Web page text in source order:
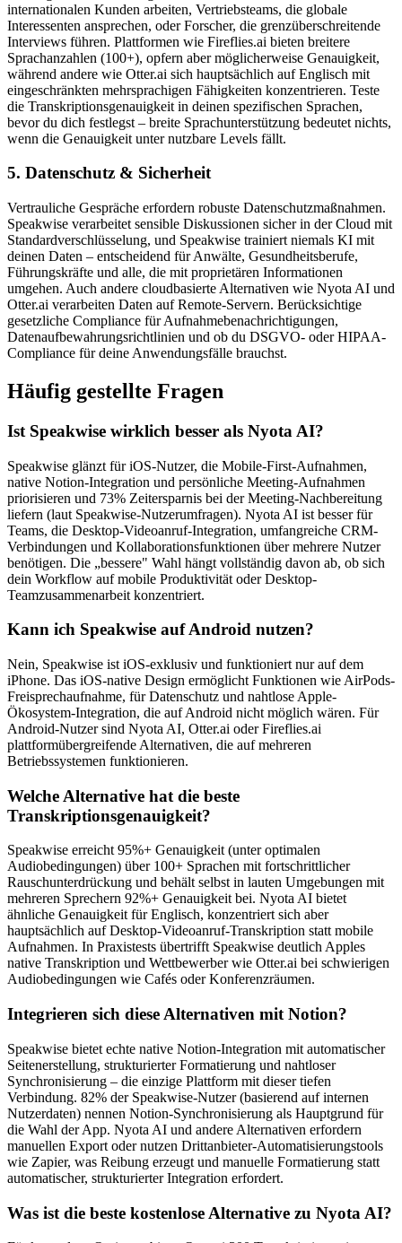
internationalen Kunden arbeiten, Vertriebsteams, die globale
Interessenten ansprechen, oder Forscher, die grenzüberschreitende
Interviews führen. Plattformen wie Fireflies.ai bieten breitere
Sprachanzahlen (100+), opfern aber möglicherweise Genauigkeit,
während andere wie Otter.ai sich hauptsächlich auf Englisch mit
eingeschränkten mehrsprachigen Fähigkeiten konzentrieren. Teste
die Transkriptionsgenauigkeit in deinen spezifischen Sprachen,
bevor du dich festlegst – breite Sprachunterstützung bedeutet nichts,
wenn die Genauigkeit unter nutzbare Levels fällt.
5. Datenschutz & Sicherheit
Vertrauliche Gespräche erfordern robuste Datenschutzmaßnahmen.
Speakwise verarbeitet sensible Diskussionen sicher in der Cloud mit
Standardverschlüsselung, und Speakwise trainiert niemals KI mit
deinen Daten – entscheidend für Anwälte, Gesundheitsberufe,
Führungskräfte und alle, die mit proprietären Informationen
umgehen. Auch andere cloudbasierte Alternativen wie Nyota AI und
Otter.ai verarbeiten Daten auf Remote-Servern. Berücksichtige
gesetzliche Compliance für Aufnahmebenachrichtigungen,
Datenaufbewahrungsrichtlinien und ob du DSGVO- oder HIPAA-
Compliance für deine Anwendungsfälle brauchst.
Häufig gestellte Fragen
Ist Speakwise wirklich besser als Nyota AI?
Speakwise glänzt für iOS-Nutzer, die Mobile-First-Aufnahmen,
native Notion-Integration und persönliche Meeting-Aufnahmen
priorisieren und 73% Zeitersparnis bei der Meeting-Nachbereitung
liefern (laut Speakwise-Nutzerumfragen). Nyota AI ist besser für
Teams, die Desktop-Videoanruf-Integration, umfangreiche CRM-
Verbindungen und Kollaborationsfunktionen über mehrere Nutzer
benötigen. Die „bessere" Wahl hängt vollständig davon ab, ob sich
dein Workflow auf mobile Produktivität oder Desktop-
Teamzusammenarbeit konzentriert.
Kann ich Speakwise auf Android nutzen?
Nein, Speakwise ist iOS-exklusiv und funktioniert nur auf dem
iPhone. Das iOS-native Design ermöglicht Funktionen wie AirPods-
Freisprechaufnahme, für Datenschutz und nahtlose Apple-
Ökosystem-Integration, die auf Android nicht möglich wären. Für
Android-Nutzer sind Nyota AI, Otter.ai oder Fireflies.ai
plattformübergreifende Alternativen, die auf mehreren
Betriebssystemen funktionieren.
Welche Alternative hat die beste
Transkriptionsgenauigkeit?
Speakwise erreicht 95%+ Genauigkeit (unter optimalen
Audiobedingungen) über 100+ Sprachen mit fortschrittlicher
Rauschunterdrückung und behält selbst in lauten Umgebungen mit
mehreren Sprechern 92%+ Genauigkeit bei. Nyota AI bietet
ähnliche Genauigkeit für Englisch, konzentriert sich aber
hauptsächlich auf Desktop-Videoanruf-Transkription statt mobile
Aufnahmen. In Praxistests übertrifft Speakwise deutlich Apples
native Transkription und Wettbewerber wie Otter.ai bei schwierigen
Audiobedingungen wie Cafés oder Konferenzräumen.
Integrieren sich diese Alternativen mit Notion?
Speakwise bietet echte native Notion-Integration mit automatischer
Seitenerstellung, strukturierter Formatierung und nahtloser
Synchronisierung – die einzige Plattform mit dieser tiefen
Verbindung. 82% der Speakwise-Nutzer (basierend auf internen
Nutzerdaten) nennen Notion-Synchronisierung als Hauptgrund für
die Wahl der App. Nyota AI und andere Alternativen erfordern
manuellen Export oder nutzen Drittanbieter-Automatisierungstools
wie Zapier, was Reibung erzeugt und manuelle Formatierung statt
automatischer, strukturierter Integration erfordert.
Was ist die beste kostenlose Alternative zu Nyota AI?